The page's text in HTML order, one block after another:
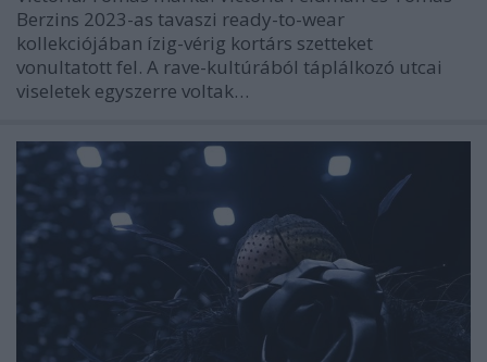
Berzins 2023-as tavaszi ready-to-wear
kollekciójában ízig-vérig kortárs szetteket
vonultatott fel. A rave-kultúrából táplálkozó utcai
viseletek egyszerre voltak…